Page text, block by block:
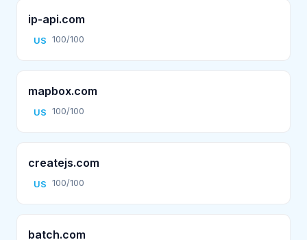
ip-api.com
US 100/100
mapbox.com
US 100/100
createjs.com
US 100/100
batch.com